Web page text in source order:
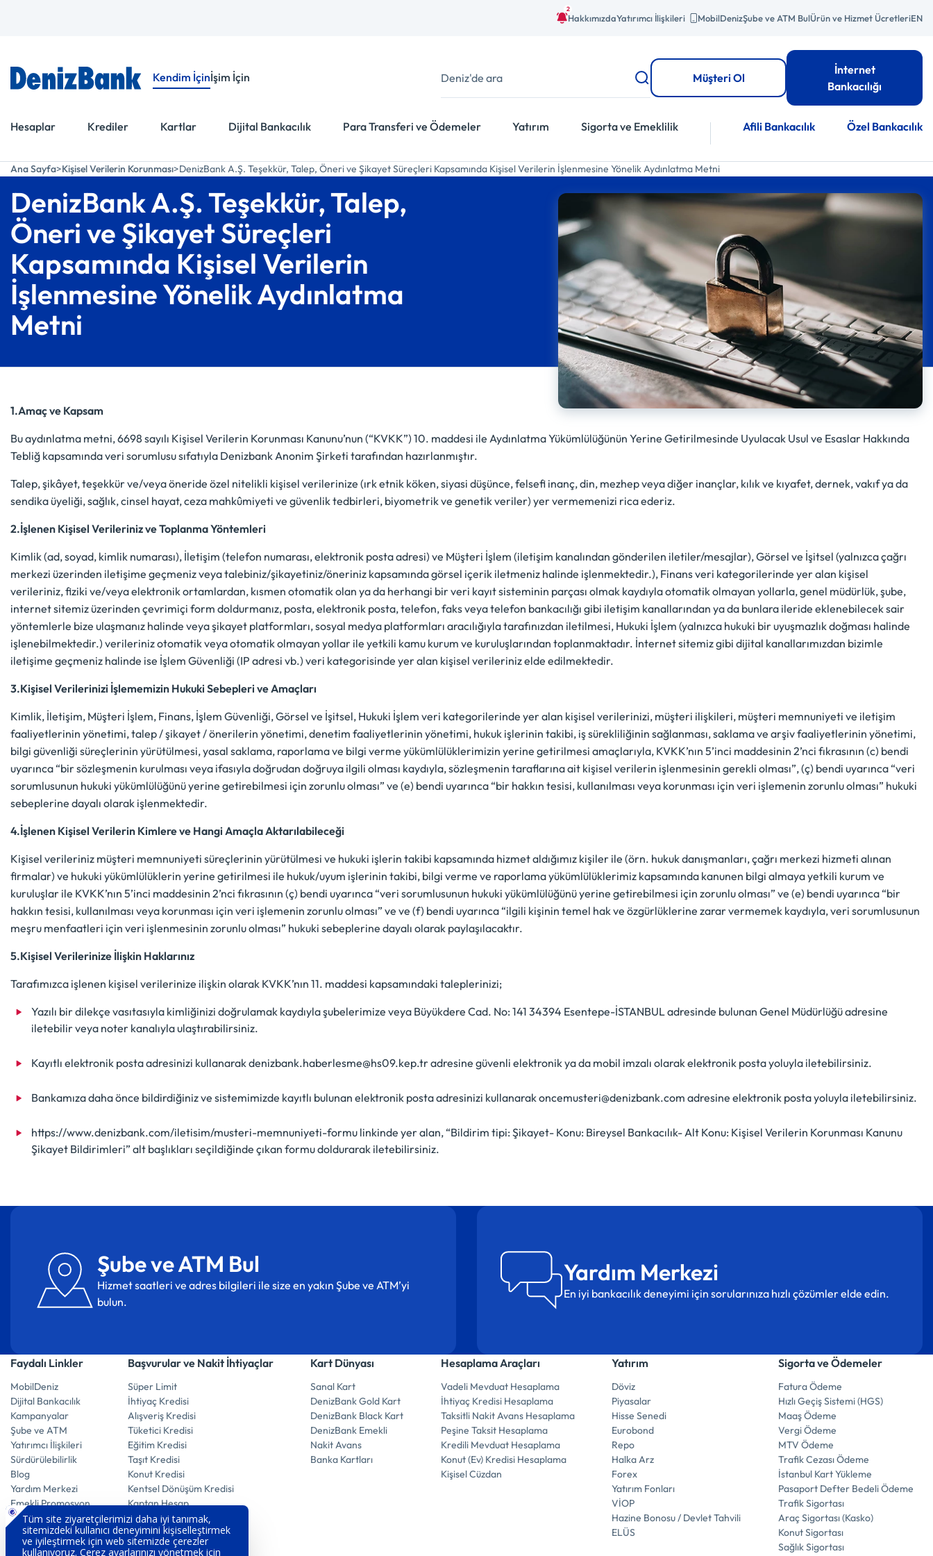
2
HakkımızdaYatırımcı İlişkileri MobilDenizŞube ve ATM BulÜrün ve Hizmet ÜcretleriEN
Kendim İçinİşim İçin
Hesaplar Krediler Kartlar Dijital Bankacılık Para Transferi ve Ödemeler Yatırım Sigorta ve Emeklilik Afili Bankacılık Özel Bankacılık
Müşteri Ol
İnternet
Bankacılığı
Ana Sayfa Kişisel Verilerin Korunması DenizBank A.Ş. Teşekkür, Talep, Öneri ve Şikayet Süreçleri Kapsamında Kişisel Verilerin İşlenmesine Yönelik Aydınlatma Metni
DenizBank A.Ş. Teşekkür, Talep,
Öneri ve Şikayet Süreçleri
Kapsamında Kişisel Verilerin
İşlenmesine Yönelik Aydınlatma
Metni
1.Amaç ve Kapsam
Bu aydınlatma metni, 6698 sayılı Kişisel Verilerin Korunması Kanunu’nun (“KVKK”) 10. maddesi ile Aydınlatma Yükümlülüğünün Yerine Getirilmesinde Uyulacak Usul ve Esaslar Hakkında
Tebliğ kapsamında veri sorumlusu sıfatıyla Denizbank Anonim Şirketi tarafından hazırlanmıştır.
Talep, şikâyet, teşekkür ve/veya öneride özel nitelikli kişisel verilerinize (ırk etnik köken, siyasi düşünce, felsefi inanç, din, mezhep veya diğer inançlar, kılık ve kıyafet, dernek, vakıf ya da
sendika üyeliği, sağlık, cinsel hayat, ceza mahkûmiyeti ve güvenlik tedbirleri, biyometrik ve genetik veriler) yer vermemenizi rica ederiz.
2.İşlenen Kişisel Verileriniz ve Toplanma Yöntemleri
Kimlik (ad, soyad, kimlik numarası), İletişim (telefon numarası, elektronik posta adresi) ve Müşteri İşlem (iletişim kanalından gönderilen iletiler/mesajlar), Görsel ve İşitsel (yalnızca çağrı
merkezi üzerinden iletişime geçmeniz veya talebiniz/şikayetiniz/öneriniz kapsamında görsel içerik iletmeniz halinde işlenmektedir.), Finans veri kategorilerinde yer alan kişisel
verileriniz, fiziki ve/veya elektronik ortamlardan, kısmen otomatik olan ya da herhangi bir veri kayıt sisteminin parçası olmak kaydıyla otomatik olmayan yollarla, genel müdürlük, şube,
internet sitemiz üzerinden çevrimiçi form doldurmanız, posta, elektronik posta, telefon, faks veya telefon bankacılığı gibi iletişim kanallarından ya da bunlara ileride eklenebilecek sair
yöntemlerle bize ulaşmanız halinde veya şikayet platformları, sosyal medya platformları aracılığıyla tarafınızdan iletilmesi, Hukuki İşlem (yalnızca hukuki bir uyuşmazlık doğması halinde
işlenebilmektedir.) verileriniz otomatik veya otomatik olmayan yollar ile yetkili kamu kurum ve kuruluşlarından toplanmaktadır. İnternet sitemiz gibi dijital kanallarımızdan bizimle
iletişime geçmeniz halinde ise İşlem Güvenliği (IP adresi vb.) veri kategorisinde yer alan kişisel verileriniz elde edilmektedir.
3.Kişisel Verilerinizi İşlememizin Hukuki Sebepleri ve Amaçları
Kimlik, İletişim, Müşteri İşlem, Finans, İşlem Güvenliği, Görsel ve İşitsel, Hukuki İşlem veri kategorilerinde yer alan kişisel verilerinizi, müşteri ilişkileri, müşteri memnuniyeti ve iletişim
faaliyetlerinin yönetimi, talep / şikayet / önerilerin yönetimi, denetim faaliyetlerinin yönetimi, hukuk işlerinin takibi, iş sürekliliğinin sağlanması, saklama ve arşiv faaliyetlerinin yönetimi,
bilgi güvenliği süreçlerinin yürütülmesi, yasal saklama, raporlama ve bilgi verme yükümlülüklerimizin yerine getirilmesi amaçlarıyla, KVKK’nın 5’inci maddesinin 2’nci fıkrasının (c) bendi
uyarınca “bir sözleşmenin kurulması veya ifasıyla doğrudan doğruya ilgili olması kaydıyla, sözleşmenin taraflarına ait kişisel verilerin işlenmesinin gerekli olması”, (ç) bendi uyarınca “veri
sorumlusunun hukuki yükümlülüğünü yerine getirebilmesi için zorunlu olması” ve (e) bendi uyarınca “bir hakkın tesisi, kullanılması veya korunması için veri işlemenin zorunlu olması” hukuki
sebeplerine dayalı olarak işlenmektedir.
4.İşlenen Kişisel Verilerin Kimlere ve Hangi Amaçla Aktarılabileceği
Kişisel verileriniz müşteri memnuniyeti süreçlerinin yürütülmesi ve hukuki işlerin takibi kapsamında hizmet aldığımız kişiler ile (örn. hukuk danışmanları, çağrı merkezi hizmeti alınan
firmalar) ve hukuki yükümlülüklerin yerine getirilmesi ile hukuk/uyum işlerinin takibi, bilgi verme ve raporlama yükümlülüklerimiz kapsamında kanunen bilgi almaya yetkili kurum ve
kuruluşlar ile KVKK’nın 5’inci maddesinin 2’nci fıkrasının (ç) bendi uyarınca “veri sorumlusunun hukuki yükümlülüğünü yerine getirebilmesi için zorunlu olması” ve (e) bendi uyarınca “bir
hakkın tesisi, kullanılması veya korunması için veri işlemenin zorunlu olması” ve ve (f) bendi uyarınca “ilgili kişinin temel hak ve özgürlüklerine zarar vermemek kaydıyla, veri sorumlusunun
meşru menfaatleri için veri işlenmesinin zorunlu olması” hukuki sebeplerine dayalı olarak paylaşılacaktır.
5.Kişisel Verilerinize İlişkin Haklarınız
Tarafımızca işlenen kişisel verilerinize ilişkin olarak KVKK’nın 11. maddesi kapsamındaki taleplerinizi;
Yazılı bir dilekçe vasıtasıyla kimliğinizi doğrulamak kaydıyla şubelerimize veya Büyükdere Cad. No: 141 34394 Esentepe-İSTANBUL adresinde bulunan Genel Müdürlüğü adresine
iletebilir veya noter kanalıyla ulaştırabilirsiniz.
Kayıtlı elektronik posta adresinizi kullanarak denizbank.haberlesme@hs09.kep.tr adresine güvenli elektronik ya da mobil imzalı olarak elektronik posta yoluyla iletebilirsiniz.
Bankamıza daha önce bildirdiğiniz ve sistemimizde kayıtlı bulunan elektronik posta adresinizi kullanarak oncemusteri@denizbank.com adresine elektronik posta yoluyla iletebilirsiniz.
https://www.denizbank.com/iletisim/musteri-memnuniyeti-formu linkinde yer alan, “Bildirim tipi: Şikayet- Konu: Bireysel Bankacılık- Alt Konu: Kişisel Verilerin Korunması Kanunu
Şikayet Bildirimleri” alt başlıkları seçildiğinde çıkan formu doldurarak iletebilirsiniz.
Şube ve ATM Bul
Hizmet saatleri ve adres bilgileri ile size en yakın Şube ve ATM’yi
bulun.
Yardım Merkezi
En iyi bankacılık deneyimi için sorularınıza hızlı çözümler elde edin.
Faydalı Linkler
MobilDeniz
Dijital Bankacılık
Kampanyalar
Şube ve ATM
Yatırımcı İlişkileri
Sürdürülebilirlik
Blog
Yardım Merkezi
Emekli Promosyon
Başvurular ve Nakit İhtiyaçlar
Süper Limit
İhtiyaç Kredisi
Alışveriş Kredisi
Tüketici Kredisi
Eğitim Kredisi
Taşıt Kredisi
Konut Kredisi
Kentsel Dönüşüm Kredisi
Kaptan Hesap
E-Mevduat Hesap
Vadeli Döviz Hesabı
Vadeli Altın Hesabı
Kart Dünyası
Sanal Kart
DenizBank Gold Kart
DenizBank Black Kart
DenizBank Emekli
Nakit Avans
Banka Kartları
Hesaplama Araçları
Vadeli Mevduat Hesaplama
İhtiyaç Kredisi Hesaplama
Taksitli Nakit Avans Hesaplama
Peşine Taksit Hesaplama
Kredili Mevduat Hesaplama
Konut (Ev) Kredisi Hesaplama
Kişisel Cüzdan
Yatırım
Döviz
Piyasalar
Hisse Senedi
Eurobond
Repo
Halka Arz
Forex
Yatırım Fonları
VİOP
Hazine Bonosu / Devlet Tahvili
ELÜS
Sigorta ve Ödemeler
Fatura Ödeme
Hızlı Geçiş Sistemi (HGS)
Maaş Ödeme
Vergi Ödeme
MTV Ödeme
Trafik Cezası Ödeme
İstanbul Kart Yükleme
Pasaport Defter Bedeli Ödeme
Trafik Sigortası
Araç Sigortası (Kasko)
Konut Sigortası
Sağlık Sigortası